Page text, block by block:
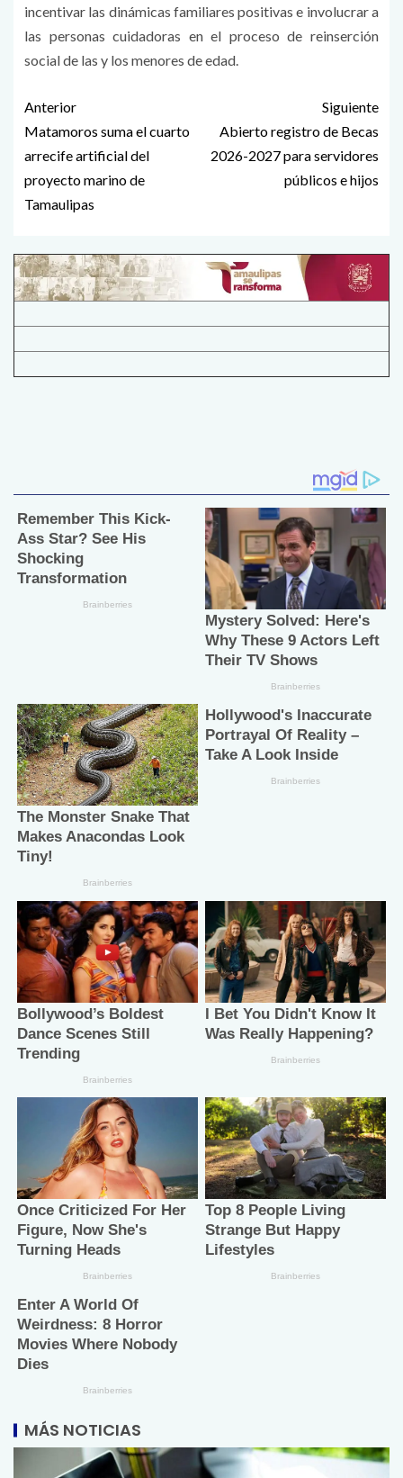
incentivar las dinámicas familiares positivas e involucrar a
las personas cuidadoras en el proceso de reinserción
social de las y los menores de edad.
Anterior
Matamoros suma el cuarto
arrecife artificial del
proyecto marino de
Tamaulipas
Siguiente
Abierto registro de Becas
2026-2027 para servidores
públicos e hijos
MÁS NOTICIAS